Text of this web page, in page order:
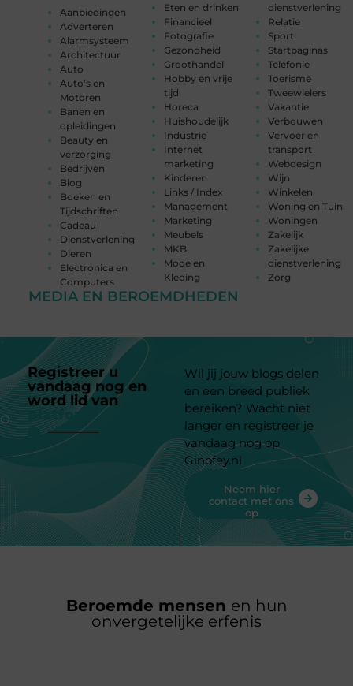
Aanbiedingen
Adverteren
Alarmsysteem
Architectuur
Auto
Auto's en
Motoren
Banen en
opleidingen
Beauty en
verzorging
Bedrijven
Blog
Boeken en
Tijdschriften
Cadeau
Dienstverlening
Dieren
Electronica en
Computers
Eten en drinken
Financieel
Fotografie
Gezondheid
Groothandel
Hobby en vrije
tijd
Horeca
Huishoudelijk
Industrie
Internet
marketing
Kinderen
Links / Index
Management
Marketing
Meubels
MKB
Mode en
Kleding
dienstverlening
Relatie
Sport
Startpaginas
Telefonie
Toerisme
Tweewielers
Vakantie
Verbouwen
Vervoer en
transport
Webdesign
Wijn
Winkelen
Woning en Tuin
Woningen
Zakelijk
Zakelijke
dienstverlening
Zorg
MEDIA EN BEROEMDHEDEN
Registreer u
vandaag nog en
word lid van
platform
Wil jij jouw blogs delen
en een breed publiek
bereiken? Wacht niet
langer en registreer je
vandaag nog op
Ginofey.nl
Neem hier
contact met ons
op
Beroemde mensen en hun
onvergetelijke erfenis